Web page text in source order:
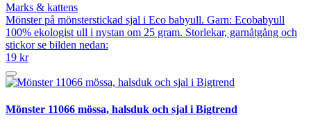
Marks & kattens
Mönster på mönsterstickad sjal i Eco babyull. Garn: Ecobabyull
100% ekologist ull i nystan om 25 gram. Storlekar, garnåtgång och
stickor se bilden nedan:
19 kr
Mönster 11066 mössa, halsduk och sjal i Bigtrend